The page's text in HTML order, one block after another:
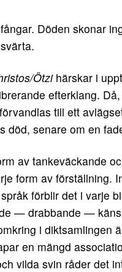
Döden skonar
Ötzihärskar i
efterklang.
till ett
död, senare om en
av tankeväckande
form av förställning.
förblir det i varje
— drabbande —
i diktsamlingen
en mängd
vilda svin råder det